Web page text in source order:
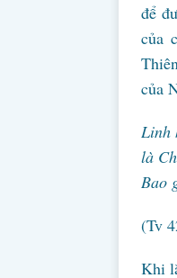
để
của
của
Linh
là
Bao
(Tv
Khi